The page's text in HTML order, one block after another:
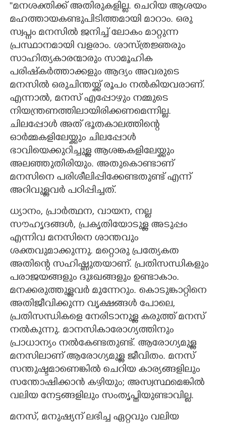
''മനശക്തിക്ക് അതിരുകളില്ല. ചെറിയ ആശയം
മഹത്തായകണ്ടുപിടിത്തമായി മാറാം. ഒരു
സ്വപ്നം മനസിൽ ജനിച്ച്‌ ലോകം മാറ്റുന്ന
പ്രസ്ഥാനമായി വളരാം. ശാസ്ത്രജ്ഞരും
സാഹിത്യകാരന്മാരും സാമൂഹിക
പരിഷ്‌കർത്താക്കളും ആദ്യം അവരുടെ
മനസിൽ ഒരുചിന്തയ്ക്ക് രൂപം നൽകിയവരാണ്.
എന്നാൽ, മനസ് എപ്പോഴും നമ്മുടെ
നിയന്ത്രണത്തിലായിരിക്കണമെന്നില്ല.
ചിലപ്പോൾ അത് ഭൂതകാലത്തിന്റെ
ഓർമ്മകളിലേയ്ക്കും ചിലപ്പോൾ
ഭാവിയെക്കുറിച്ചുള്ള ആശങ്കകളിലേയ്ക്കും
അലഞ്ഞുതിരിയും. അതുകൊണ്ടാണ്
മനസിനെ പരിശീലിപ്പിക്കേണ്ടതുണ്ട് എന്ന്
അറിവുള്ളവർ പഠിപ്പിച്ചത്.
ധ്യാനം, പ്രാർത്ഥന, വായന, നല്ല
സൗഹൃദങ്ങൾ, പ്രകൃതിയോടുള്ള അടുപ്പം
എന്നിവ മനസിനെ ശാന്തവും
ശക്തവുമാക്കുന്നു. മറ്റൊരു പ്രത്യേകത
അതിന്റെ സഹിഷ്ണുതയാണ്. പ്രതിസന്ധികളും
പരാജയങ്ങളും ദുഃഖങ്ങളും ഉണ്ടാകാം.
മനക്കരുത്തുള്ളവർ മുന്നേറും. കൊടുങ്കാറ്റിനെ
അതിജീവിക്കുന്ന വൃക്ഷങ്ങൾ പോലെ,
പ്രതിസന്ധികളെ നേരിടാനുള്ള കരുത്ത് മനസ്
നൽകുന്നു. മാനസികാരോഗ്യത്തിനും
പ്രാധാന്യം നൽകേണ്ടതുണ്ട്. ആരോഗ്യമുള്ള
മനസിലാണ് ആരോഗ്യമുള്ള ജീവിതം. മനസ്
സന്തുഷ്ടമാണെങ്കിൽ ചെറിയ കാര്യങ്ങളിലും
സന്തോഷിക്കാൻ കഴിയും; അസ്വസ്ഥമെങ്കിൽ
വലിയ നേട്ടങ്ങളിലും സംതൃപ്തിയുണ്ടാവില്ല.
മനസ്, മനുഷ്യന് ലഭിച്ച ഏറ്റവും വലിയ